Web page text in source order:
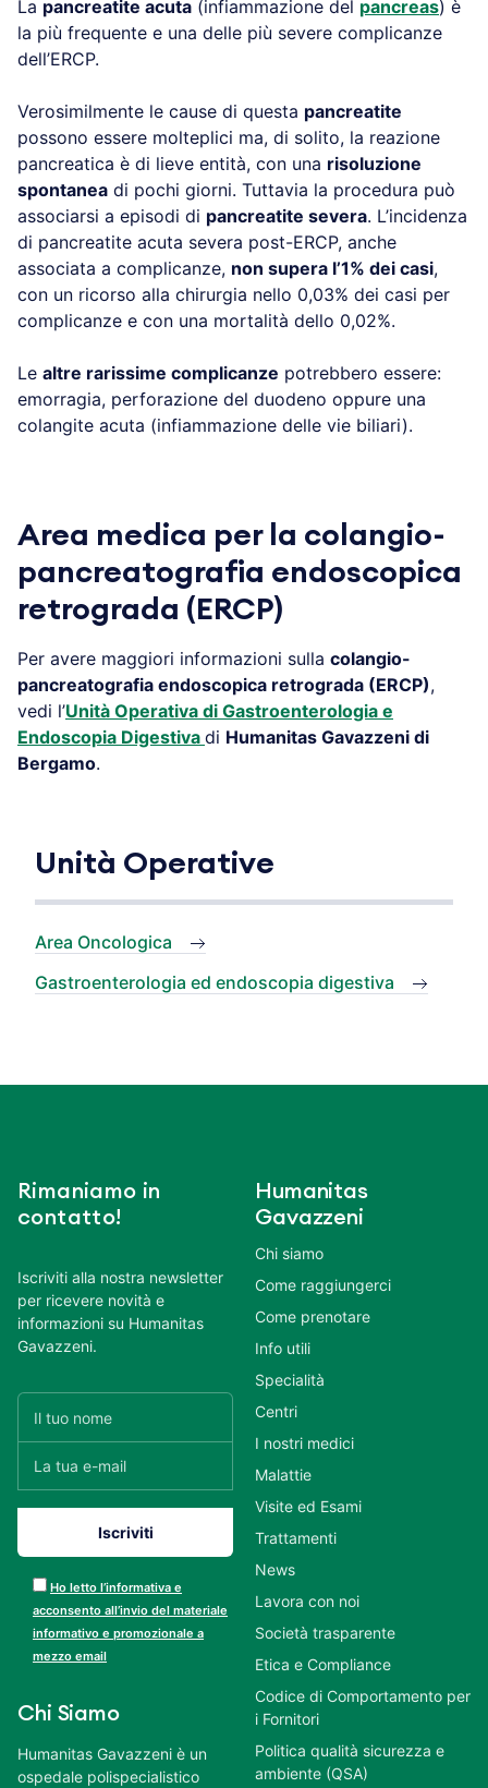
La pancreatite acuta (infiammazione del pancreas) è
la più frequente e una delle più severe complicanze
dell’ERCP.
Verosimilmente le cause di questa pancreatite
possono essere molteplici ma, di solito, la reazione
pancreatica è di lieve entità, con una risoluzione
spontanea di pochi giorni. Tuttavia la procedura può
associarsi a episodi di pancreatite severa. L’incidenza
di pancreatite acuta severa post-ERCP, anche
associata a complicanze, non supera l’1% dei casi,
con un ricorso alla chirurgia nello 0,03% dei casi per
complicanze e con una mortalità dello 0,02%.
Le altre rarissime complicanze potrebbero essere:
emorragia, perforazione del duodeno oppure una
colangite acuta (infiammazione delle vie biliari).
Area medica per la colangio-
pancreatografia endoscopica
retrograda (ERCP)
Per avere maggiori informazioni sulla colangio-
pancreatografia endoscopica retrograda (ERCP),
vedi l’Unità Operativa di Gastroenterologia e
Endoscopia Digestiva di Humanitas Gavazzeni di
Bergamo.
Unità Operative
Area Oncologica
Gastroenterologia ed endoscopia digestiva
Rimaniamo in
contatto!
Iscriviti alla nostra newsletter
per ricevere novità e
informazioni su Humanitas
Gavazzeni.
Ho letto l’informativa e
acconsento all’invio del materiale
informativo e promozionale a
mezzo email
Chi Siamo
Humanitas Gavazzeni è un
ospedale polispecialistico
Humanitas
Gavazzeni
Chi siamo
Come raggiungerci
Come prenotare
Info utili
Specialità
Centri
I nostri medici
Malattie
Visite ed Esami
Trattamenti
News
Lavora con noi
Società trasparente
Etica e Compliance
Codice di Comportamento per
i Fornitori
Politica qualità sicurezza e
ambiente (QSA)